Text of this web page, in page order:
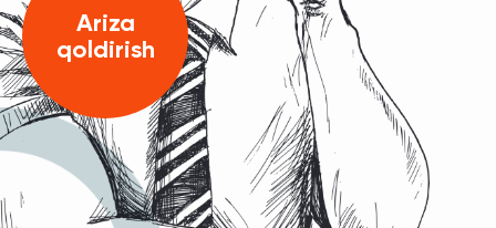
Ariza
qoldirish